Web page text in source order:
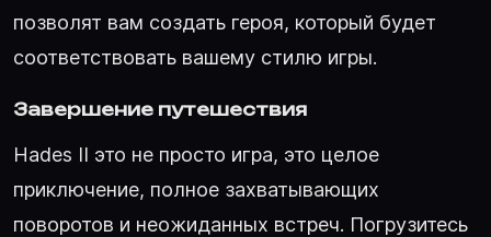
позволят вам создать героя, который будет
соответствовать вашему стилю игры.
Завершение путешествия
Hades II это не просто игра, это целое
приключение, полное захватывающих
поворотов и неожиданных встреч. Погрузитесь